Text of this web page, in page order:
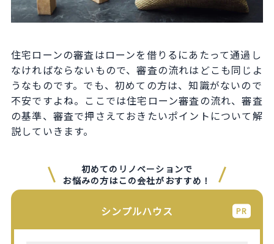
住宅ローンの審査はローンを借りるにあたって通過し
なければならないもので、審査の流れはどこも同じよ
うなものです。でも、初めての方は、知識がないので
不安ですよね。ここでは住宅ローン審査の流れ、審査
の基準、審査で押さえておきたいポイントについて解
説していきます。
初めてのリノベーションで
お悩みの方はこの会社がおすすめ！
シンプルハウス